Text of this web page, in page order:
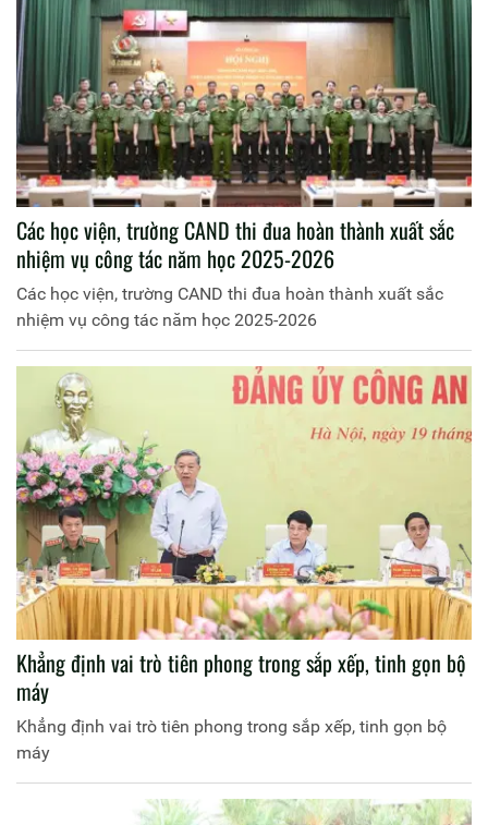
Các học viện, trường CAND thi đua hoàn thành xuất sắc
nhiệm vụ công tác năm học 2025-2026
Các học viện, trường CAND thi đua hoàn thành xuất sắc
nhiệm vụ công tác năm học 2025-2026
Khẳng định vai trò tiên phong trong sắp xếp, tinh gọn bộ
máy
Khẳng định vai trò tiên phong trong sắp xếp, tinh gọn bộ
máy